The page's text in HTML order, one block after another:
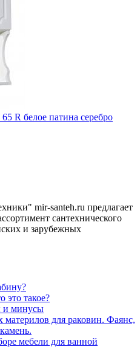
R белое патина серебро
mir-santeh.ru предлагает
сантехнического
и зарубежных
это такое?
и минусы
для раковин. Фаянс,
мебели для ванной